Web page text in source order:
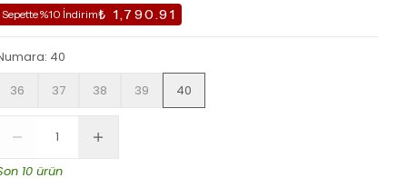
Sepette %10 İndirim₺ 1,790.91
: 40
36
37 38 39 40
10 ürün